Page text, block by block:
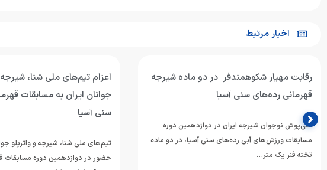
اخبار مرتبط
رقابت مهیار شکوهمندفر در دو ماده شیرجه
قهرمانی رده‌های سنی آسیا
ملی‌پوش نوجوان شیرجه ایران در دوازدهمین دوره
مسابقات ورزش‌های آبی رده‌های سنی آسیا، در دو ماده
تخته فنر یک متر…
اعزام تیم‌های ملی شنا، شیرجه
جوانان ایران به مسابقات
سنی آسیا
تیم‌های ملی شنا، شیرجه و واترپلو
حضور در دوازدهمین دوره مسابقات